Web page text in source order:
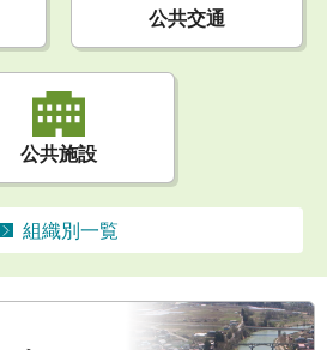
公共交通
公共施設
組織別一覧